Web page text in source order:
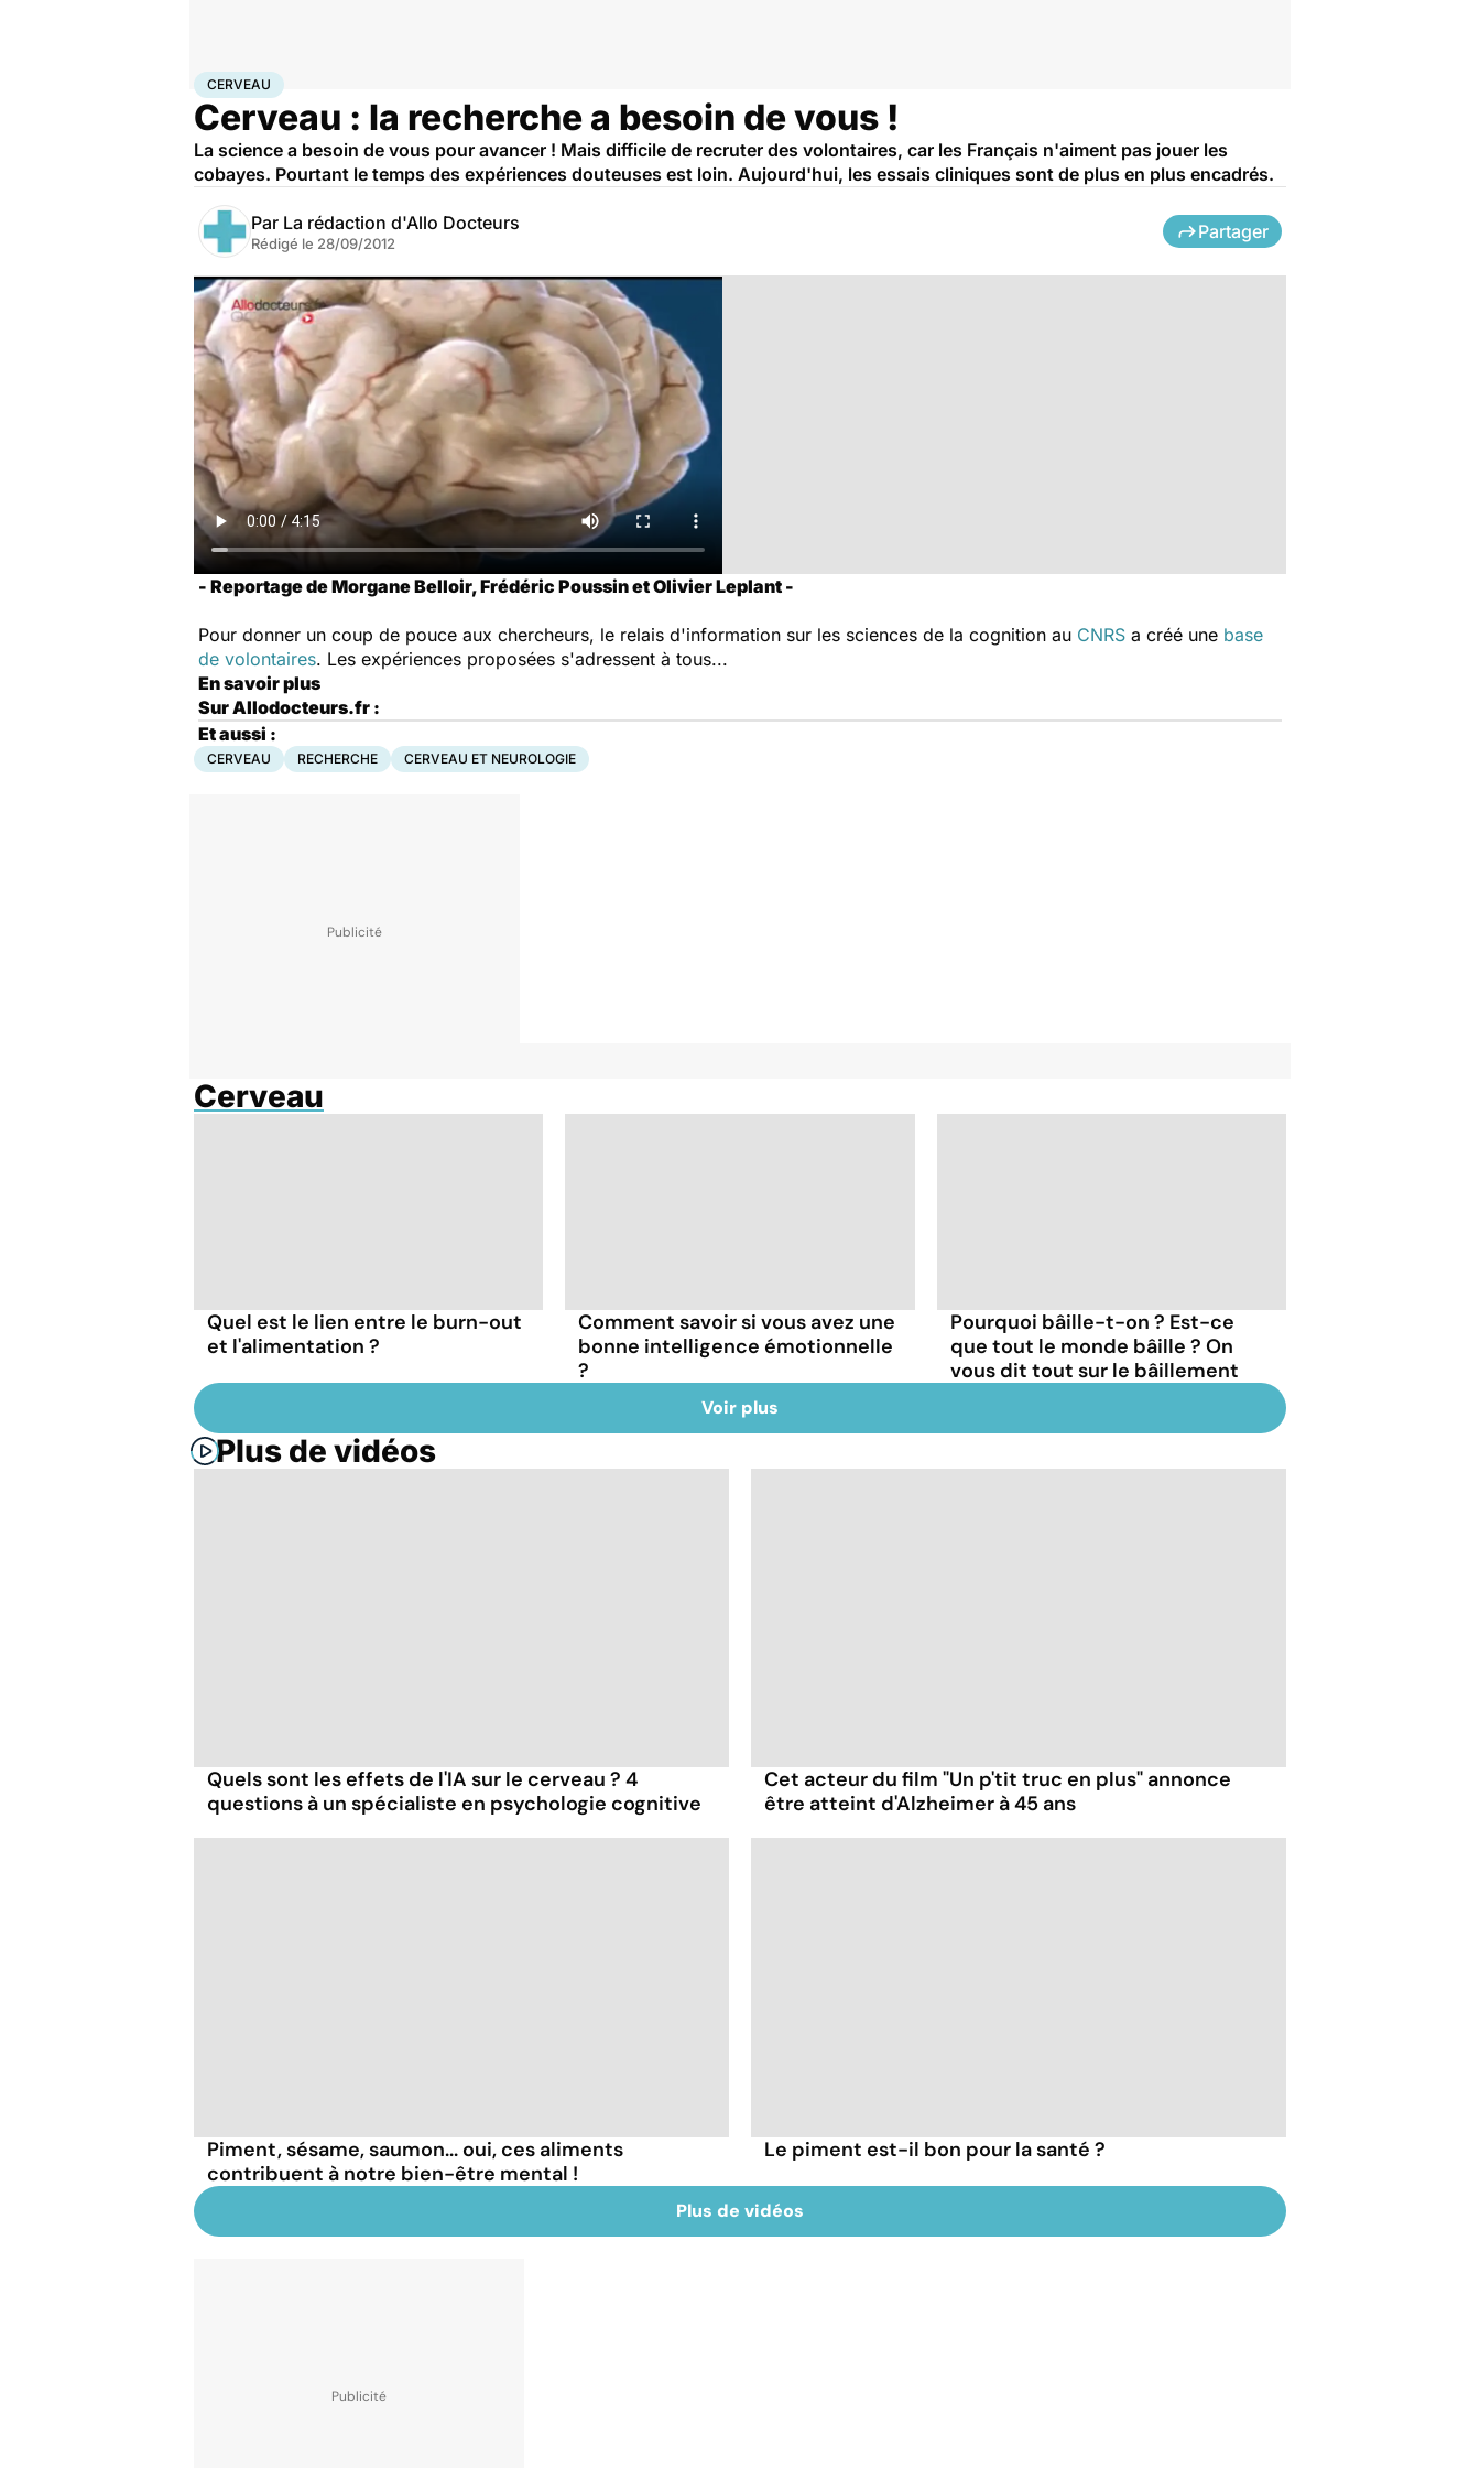
AccueilSanté Maladies
CERVEAU
Cerveau : la recherche a besoin de vous !
La science a besoin de vous pour avancer ! Mais difficile de recruter des volontaires, car les Français n'aiment pas jouer les
cobayes. Pourtant le temps des expériences douteuses est loin. Aujourd'hui, les essais cliniques sont de plus en plus encadrés.
Par La rédaction d'Allo Docteurs
Rédigé le 28/09/2012
Partager
- Reportage de Morgane Belloir, Frédéric Poussin et Olivier Leplant -
Pour donner un coup de pouce aux chercheurs, le relais d'information sur les sciences de la cognition au CNRS a créé une base
de volontaires. Les expériences proposées s'adressent à tous...
En savoir plus
Sur Allodocteurs.fr :
Et aussi :
CERVEAU RECHERCHE CERVEAU ET NEUROLOGIE
Cerveau
Quel est le lien entre le burn-out
et l'alimentation ?
Comment savoir si vous avez une
bonne intelligence émotionnelle
?
Pourquoi bâille-t-on ? Est-ce
que tout le monde bâille ? On
vous dit tout sur le bâillement
Voir plus
Plus de vidéos
Quels sont les effets de l'IA sur le cerveau ? 4
questions à un spécialiste en psychologie cognitive
Cet acteur du film "Un p'tit truc en plus" annonce
être atteint d'Alzheimer à 45 ans
Piment, sésame, saumon... oui, ces aliments
contribuent à notre bien-être mental !
Le piment est-il bon pour la santé ?
Plus de vidéos